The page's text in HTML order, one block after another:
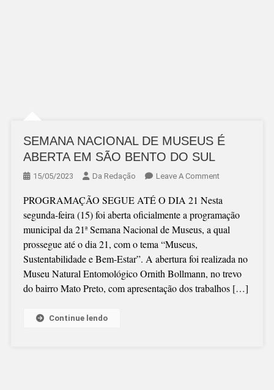
SEMANA NACIONAL DE MUSEUS É
ABERTA EM SÃO BENTO DO SUL
15/05/2023 Da Redação Leave A CommentOn
NACIONAL
DE
MUSEUS
ABERTA
EM
SÃO
PROGRAMAÇÃO SEGUE ATÉ O DIA 21 Nesta
segunda-feira (15) foi aberta oficialmente a programação
municipal da 21ª Semana Nacional de Museus, a qual
prossegue até o dia 21, com o tema “Museus,
Sustentabilidade e Bem-Estar”. A abertura foi realizada no
Museu Natural Entomológico Ornith Bollmann, no trevo
do bairro Mato Preto, com apresentação dos trabalhos […]
Continue lendo